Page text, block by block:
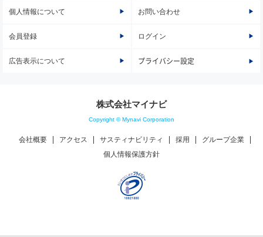
個人情報について お問い合わせ
会員登録 ログイン
広告表示について プライバシー設定
株式会社マイナビ
Copyright © Mynavi Corporation
会社概要 アクセス サスティナビリティ 採用
グループ企業
個人情報保護方針